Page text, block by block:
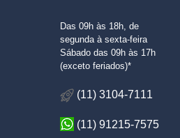
Das 09h às 18h, de
segunda à sexta-feira
Sábado das 09h às 17h
(exceto feriados)*
(11) 3104-7111
(11) 91215-7575